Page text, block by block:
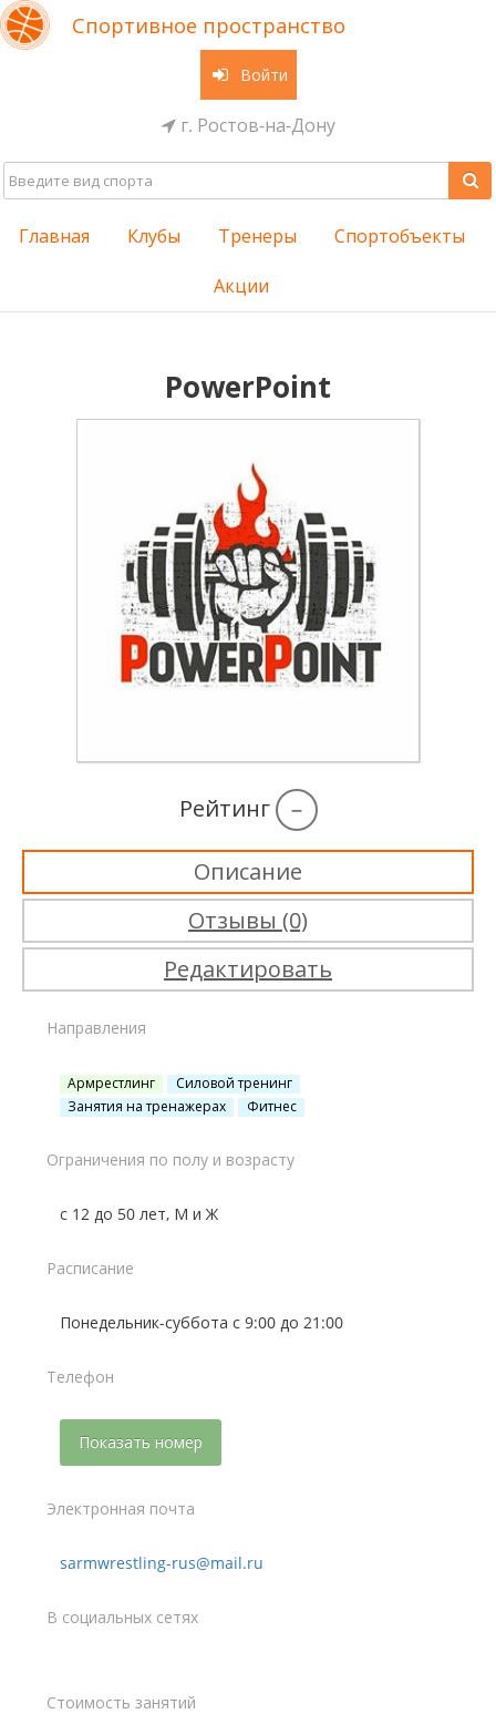
Спортивное пространство
Войти
г. Ростов-на-Дону
Главная Клубы Тренеры Спортобъекты
Акции
PowerPoint
Рейтинг –
Описание
Отзывы (0)
Редактировать
Направления
Армрестлинг
Силовой тренинг
Занятия на тренажерах
Фитнес
Ограничения по полу и возрасту
с 12 до 50 лет, М и Ж
Расписание
Понедельник-суббота с 9:00 до 21:00
Телефон
Показать номер
Электронная почта
sarmwrestling-rus@mail.ru
В социальных сетях
Стоимость занятий